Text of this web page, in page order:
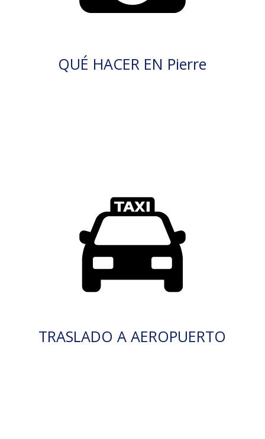
QUÉ HACER EN Pierre
TRASLADO A AEROPUERTO